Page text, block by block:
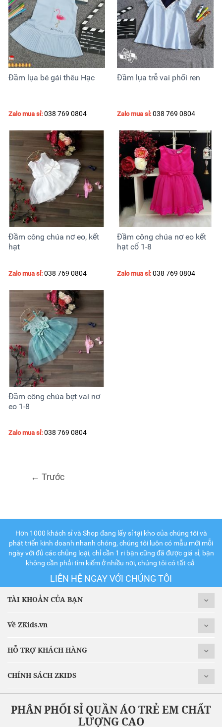
Đầm lụa bé gái thêu Hạc
Zalo mua sỉ: 038 769 0804
Đầm lụa trễ vai phối ren
Zalo mua sỉ: 038 769 0804
Đầm công chúa nơ eo, kết
hạt
Zalo mua sỉ: 038 769 0804
Đầm công chúa nơ eo kết
hạt cổ 1-8
Zalo mua sỉ: 038 769 0804
Đầm công chúa bẹt vai nơ
eo 1-8
Zalo mua sỉ: 038 769 0804
← Trước
Hơn 1000 khách sỉ và Shop đang lấy sỉ tại kho của chúng tôi và
phát triển kinh doanh nhanh chóng, chúng tôi luôn có mẫu mới mỗi
ngày với đủ các chủng loại, chỉ cần 1 ri bạn cũng đã được giá sỉ, bạn
không cần phải tìm kiếm ở nhiều nơi, chúng tôi có tất cả
LIÊN HỆ NGAY VỚI CHÚNG TÔI
TÀI KHOẢN CỦA BẠN
Về ZKids.vn
HỖ TRỢ KHÁCH HÀNG
CHÍNH SÁCH ZKIDS
PHÂN PHỐI SỈ QUẦN ÁO TRẺ EM CHẤT
LƯỢNG CAO